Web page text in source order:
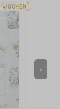
>